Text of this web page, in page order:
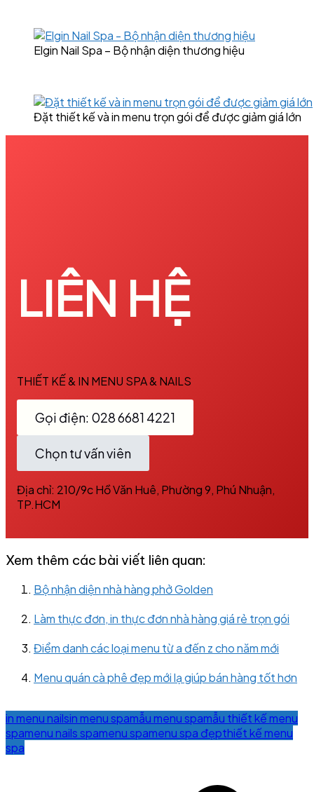
Elgin Nail Spa – Bộ nhận diện thương hiệu
Đặt thiết kế và in menu trọn gói để được giảm giá lớn
LIÊN HỆ
THIẾT KẾ & IN MENU SPA & NAILS
Gọi điện: 028 6681 4221
Chọn tư vấn viên
Địa chỉ: 210/9c Hồ Văn Huê, Phường 9, Phú Nhuận,
TP.HCM
Xem thêm các bài viết liên quan:
Bộ nhận diện nhà hàng phở Golden
Làm thực đơn, in thực đơn nhà hàng giá rẻ trọn gói
Điểm danh các loại menu từ a đến z cho năm mới
Menu quán cà phê đẹp mới lạ giúp bán hàng tốt hơn
in menu nailsin menu spamẫu menu spamẫu thiết kế menu
spamenu nails spamenu spamenu spa đẹpthiết kế menu
spa